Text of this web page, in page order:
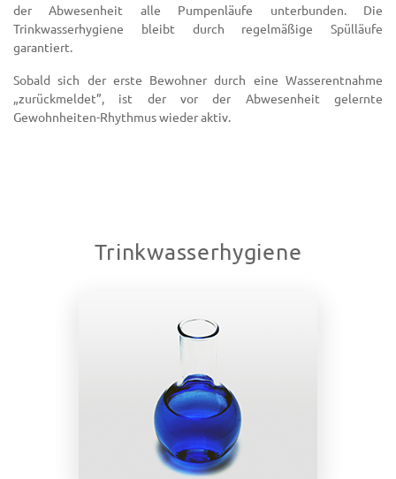
der Abwesenheit alle Pumpenläufe unterbunden. Die
Trinkwasserhygiene bleibt durch regelmäßige Spülläufe
garantiert.
Sobald sich der erste Bewohner durch eine Wasserentnahme
„zurückmeldet”, ist der vor der Abwesenheit gelernte
Gewohnheiten-Rhythmus wieder aktiv.
Trinkwasserhygiene